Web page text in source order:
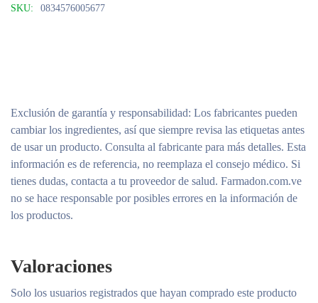
SKU:
0834576005677
Exclusión de garantía y responsabilidad: Los fabricantes pueden
cambiar los ingredientes, así que siempre revisa las etiquetas antes
de usar un producto. Consulta al fabricante para más detalles. Esta
información es de referencia, no reemplaza el consejo médico. Si
tienes dudas, contacta a tu proveedor de salud. Farmadon.com.ve
no se hace responsable por posibles errores en la información de
los productos.
Valoraciones
Solo los usuarios registrados que hayan comprado este producto